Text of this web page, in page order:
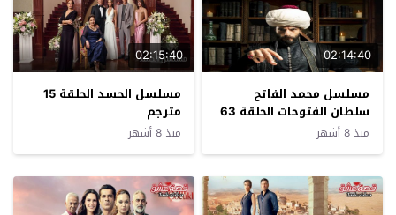
02:14:40
مسلسل محمد الفاتح
سلطان الفتوحات الحلقة 63
مترجم
منذ 8 أشهر
02:15:40
مسلسل الحسد الحلقة 15
مترجم
منذ 8 أشهر